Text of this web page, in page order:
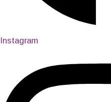
Instagram